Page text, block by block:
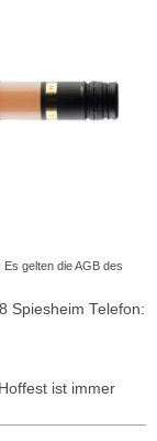
gelten die AGB des
Spiesheim Telefon:
ist immer